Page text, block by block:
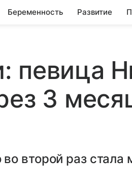
Беременность Развитие
певица
3
второй раз стала